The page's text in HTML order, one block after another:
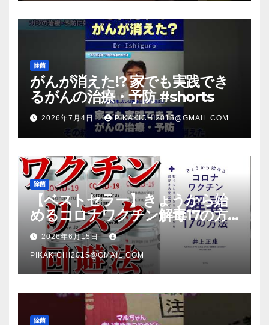
除菌
がんが消えた!? 家でも実践でき
るがんの治療・予防 #shorts
2026年7月4日 PIKAKICHI2015@GMAIL.COM
除菌
【ベストセラー】きょうから始
めるコロナワクチン解毒17の方
法【本要約】
2026年6月15日
PIKAKICHI2015@GMAIL.COM
除菌